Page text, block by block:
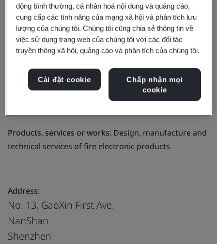
Shenzhen Forsafe
System Technology Co.,
Ltd.
Design, manufacture and assembly of
Products, services or works: Design, manufacture and
technical services of fire electronic products
Address:
No. 13, GaoXin First Ave.
NanShan
Shenzhen
động bình thường, cá nhân hoá nội dung và quảng cáo,
cung cấp các tính năng của mạng xã hội và phân tích lưu
lượng của chúng tôi. Chúng tôi cũng chia sẻ thông tin về
việc sử dụng trang web của chúng tôi với các đối tác
truyền thông xã hội, quảng cáo và phân tích của chúng tôi.
Cài đặt cookie
Chấp nhận mọi
cookie